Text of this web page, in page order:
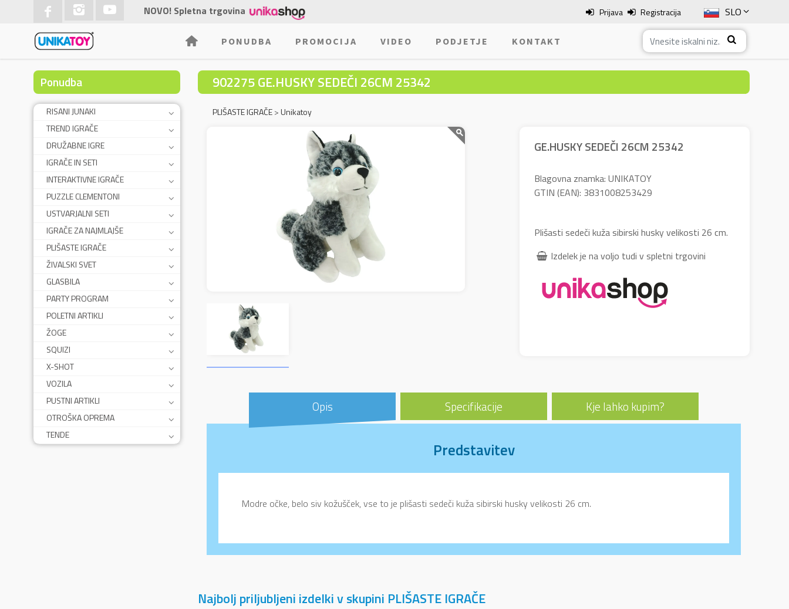
SLO
ENG
ITA
Prijava Registracija
NOVO! Spletna trgovina
PONUDBA PROMOCIJA VIDEO PODJETJE KONTAKT
Ponudba
RISANI JUNAKI
TREND IGRAČE
DRUŽABNE IGRE
IGRAČE IN SETI
INTERAKTIVNE IGRAČE
PUZZLE CLEMENTONI
USTVARJALNI SETI
IGRAČE ZA NAJMLAJŠE
PLIŠASTE IGRAČE
ŽIVALSKI SVET
GLASBILA
PARTY PROGRAM
POLETNI ARTIKLI
ŽOGE
SQUIZI
X-SHOT
VOZILA
PUSTNI ARTIKLI
OTROŠKA OPREMA
TENDE
902275 GE.HUSKY SEDEČI 26CM 25342
PLIŠASTE IGRAČE>Unikatoy
GE.HUSKY SEDEČI 26CM 25342
Blagovna znamka: UNIKATOY
GTIN (EAN): 3831008253429
Plišasti sedeči kuža sibirski husky velikosti 26 cm.
Izdelek je na voljo tudi v spletni trgovini
Opis Specifikacije Kje lahko kupim?
Predstavitev
Modre očke, belo siv kožušček, vse to je plišasti sedeči kuža sibirski husky velikosti 26 cm.
Najbolj priljubljeni izdelki v skupini PLIŠASTE IGRAČE